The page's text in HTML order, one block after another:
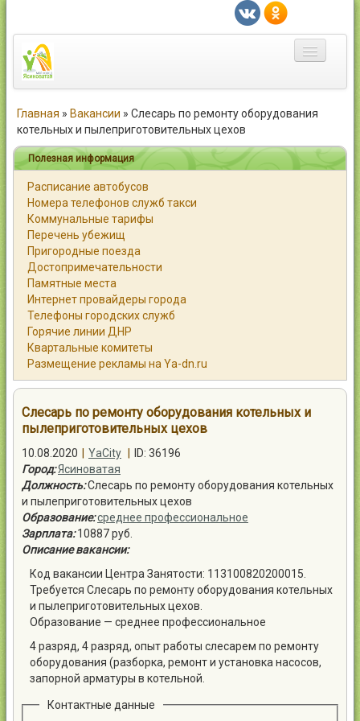
Статьи
Каталог
Справочник
Работа
Объявления
Помощь
Главная » Вакансии » Слесарь по ремонту оборудования
котельных и пылеприготовительных цехов
Полезная информация
Расписание автобусов
Номера телефонов служб такси
Коммунальные тарифы
Перечень убежищ
Пригородные поезда
Достопримечательности
Памятные места
Интернет провайдеры города
Телефоны городских служб
Горячие линии ДНР
Квартальные комитеты
Размещение рекламы на Ya-dn.ru
Слесарь по ремонту оборудования котельных и
пылеприготовительных цехов
10.08.2020 YaCity
ID: 36196
Город:Ясиноватая
Должность:Слесарь по ремонту оборудования котельных
и пылеприготовительных цехов
Образование:среднее профессиональное
Зарплата: 10887 руб.
Описание вакансии:
Код вакансии Центра Занятости: 113100820200015.
Требуется Слесарь по ремонту оборудования котельных
и пылеприготовительных цехов.
Образование — среднее профессиональное
4 разряд, 4 разряд, опыт работы слесарем по ремонту
оборудования (разборка, ремонт и установка насосов,
запорной арматуры в котельной.
Контактные данные